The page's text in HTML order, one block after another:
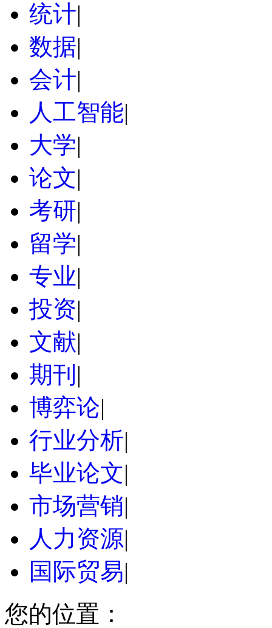
统计|
数据|
会计|
人工智能|
大学|
论文|
考研|
留学|
专业|
投资|
文献|
期刊 |
博弈论|
行业分析|
毕业论文|
市场营销|
人力资源|
国际贸易|
您的位置：